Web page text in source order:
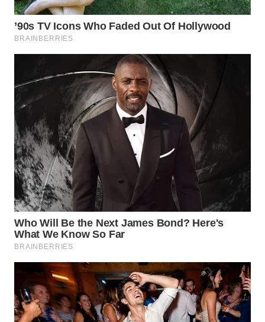
WN
PURWAKARTA
WN
TIMUR
SEMARANG
WN
SOLO
WN
BOROBUDUR
WN
WN
SURABAYA